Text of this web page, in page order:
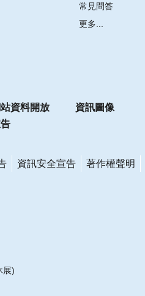
常見問答
更多...
資料開放
資訊圖像
資訊安全宣告 著作權聲明
展)